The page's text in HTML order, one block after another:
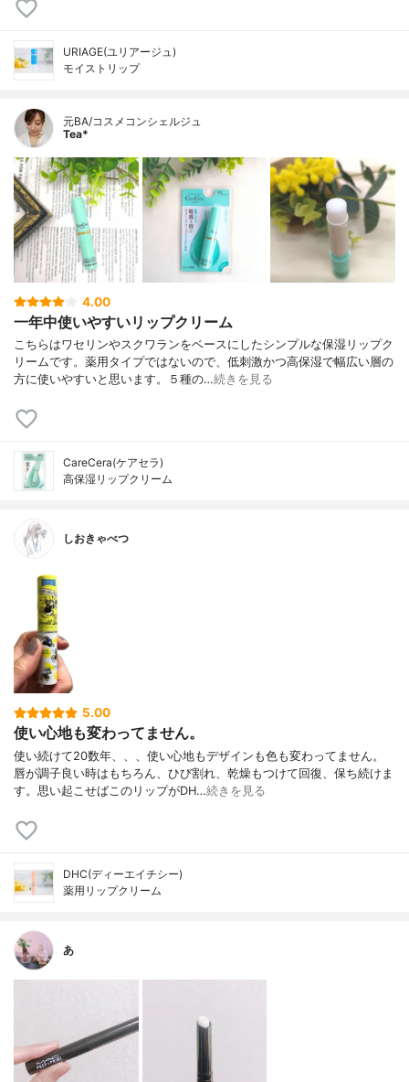
URIAGE(ユリアージュ)
モイストリップ
元BA/コスメコンシェルジュ
Tea*
4.00
一年中使いやすいリップクリーム
こちらはワセリンやスクワランをベースにしたシンプルな保湿リップク
リームです。薬用タイプではないので、低刺激かつ高保湿で幅広い層の
方に使いやすいと思います。５種の…続きを見る
CareCera(ケアセラ)
高保湿リップクリーム
しおきゃべつ
5.00
使い心地も変わってません。
使い続けて20数年、、、使い心地もデザインも色も変わってません。
唇が調子良い時はもちろん、ひび割れ、乾燥もつけて回復、保ち続けま
す。思い起こせばこのリップがDH…続きを見る
DHC(ディーエイチシー)
薬用リップクリーム
あ